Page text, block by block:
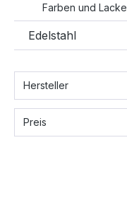
Farben und Lacke
Edelstahl
Hersteller
Preis